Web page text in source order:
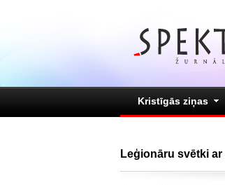
Kristīgās ziņas
Leģionāru svētki ar